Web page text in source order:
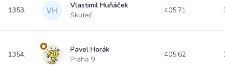
1353.
Vlastimil Huňáček
Skuteč
405.71
1354.
Pavel Horák
Praha 9
405.62